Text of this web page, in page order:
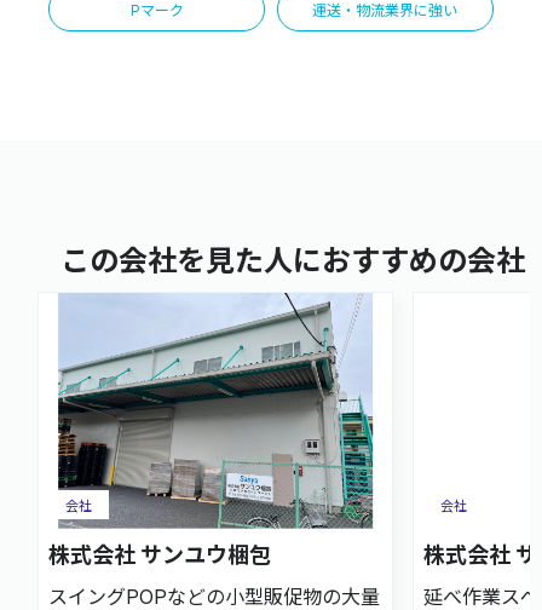
Pマーク 運送・物流業界に強い
この会社を見た人におすすめの会社
株式会社 サンユウ梱包
スイングPOPなどの小型販促物の大量
会社
株式会社
延べ作業ス
会社